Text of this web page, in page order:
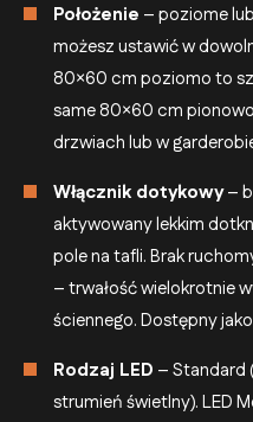
Położenie – poziome
możesz ustawić w
80×60 cm poziomo to
same 80×60 cm
drzwiach lub w
Włącznik dotykowy–
aktywowany lekkim
pole na tafli. Brak
– trwałość wielokrotnie
ściennego. Dostępny
Rodzaj LED – Standard
strumień świetlny). LED